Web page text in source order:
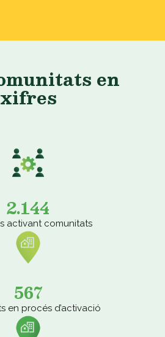
en
xifres
2.144
activant comunitats
567
en procés d’activació